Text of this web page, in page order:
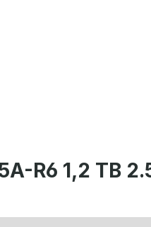
1,2 TB